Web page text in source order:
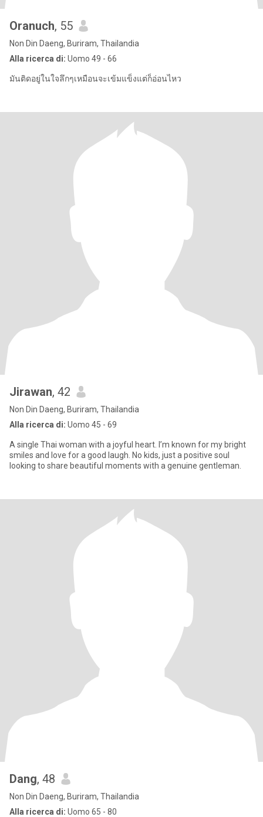
Oranuch, 55
Non Din Daeng, Buriram, Thailandia
Alla ricerca di: Uomo 49 - 66
มันติดอยู่ในใจลึกๆเหมือนจะเข้มแข็งแต่ก็อ่อนไหว
Jirawan, 42
Non Din Daeng, Buriram, Thailandia
Alla ricerca di: Uomo 45 - 69
A single Thai woman with a joyful heart. I’m known for my bright
smiles and love for a good laugh. No kids, just a positive soul
looking to share beautiful moments with a genuine gentleman.
Dang, 48
Non Din Daeng, Buriram, Thailandia
Alla ricerca di: Uomo 65 - 80